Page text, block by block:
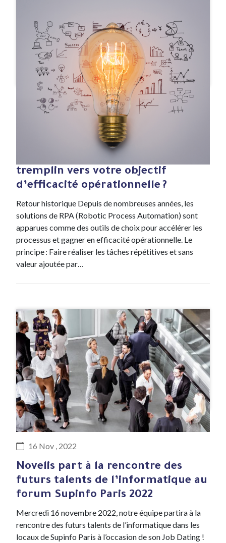
#Article de blog
En quoi les outils de Process
Intelligence peuvent être un
tremplin vers votre objectif
d’efficacité opérationnelle ?
Retour historique Depuis de nombreuses années, les
solutions de RPA (Robotic Process Automation) sont
apparues comme des outils de choix pour accélérer les
processus et gagner en efficacité opérationnelle. Le
principe : Faire réaliser les tâches répétitives et sans
valeur ajoutée par…
#Evenement
16 Nov , 2022
Novelis part à la rencontre des
futurs talents de l’informatique au
forum Supinfo Paris 2022
Mercredi 16 novembre 2022, notre équipe partira à la
rencontre des futurs talents de l’informatique dans les
locaux de Supinfo Paris à l’occasion de son Job Dating !